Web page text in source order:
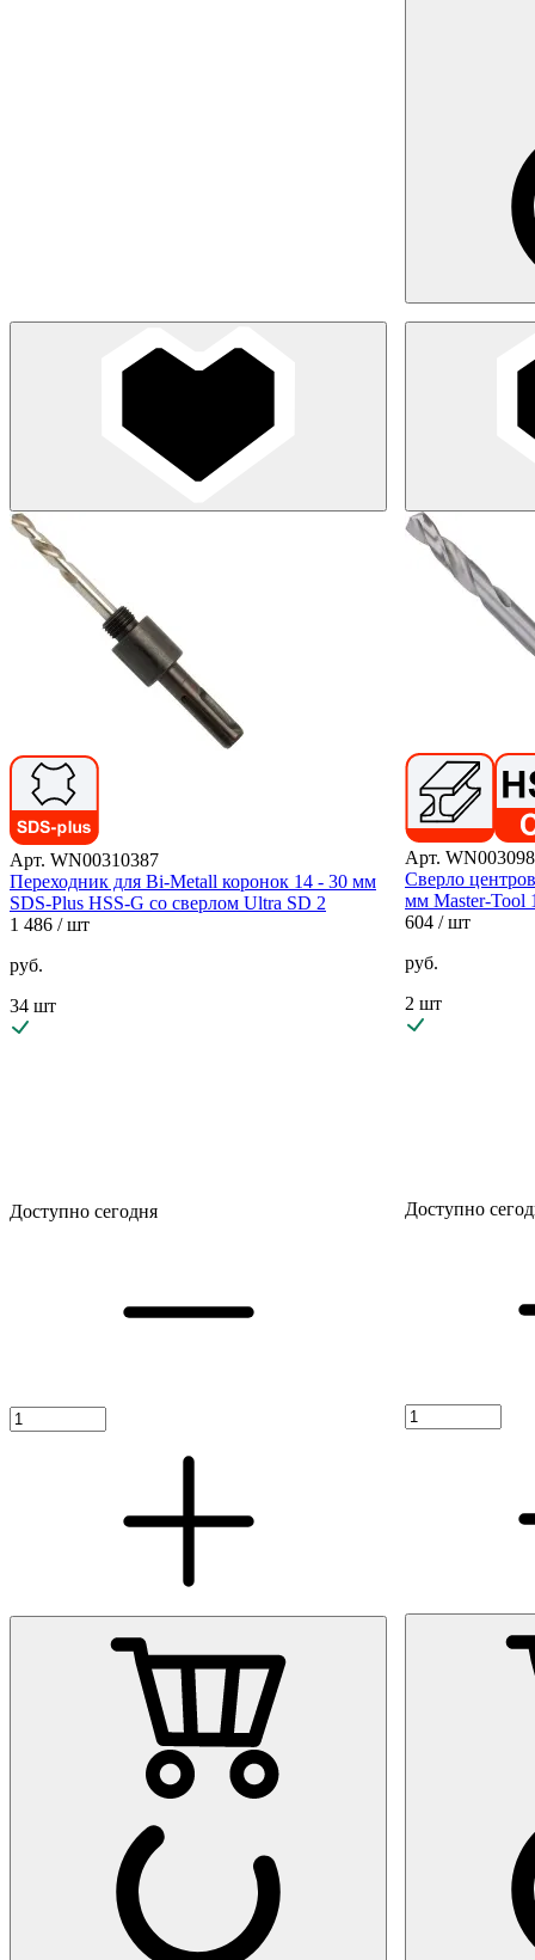
Арт. WN00310387
Переходник для Bi-Metall коронок 14 - 30 мм
SDS-Plus HSS-G со сверлом Ultra SD 2
1 486 / шт
руб.
34 шт
Доступно сегодня
Арт.
Сверло
мм Master-Tool
604 / шт
руб.
2 шт
Доступно